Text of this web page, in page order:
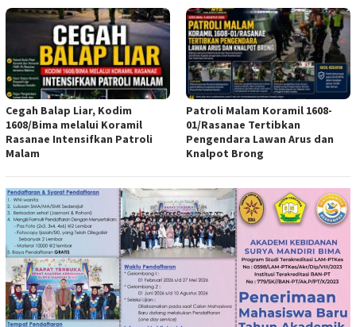
Cegah Balap Liar, Kodim
1608/Bima melalui Koramil
Rasanae Intensifkan Patroli
Malam
Patroli Malam Koramil 1608-
01/Rasanae Tertibkan
Pengendara Lawan Arus dan
Knalpot Brong